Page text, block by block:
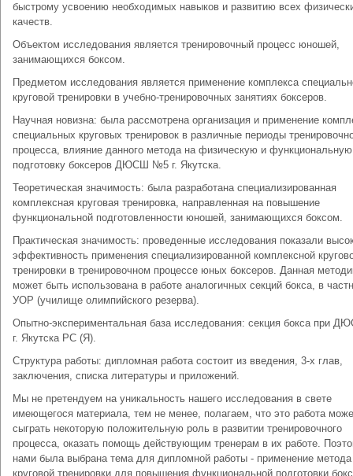
быстрому усвоению необходимых навыков и развитию всех
качеств.
Объектом исследования является тренировочный процесс юношей,
занимающихся боксом.
Предметом исследования является применение комплекса
круговой тренировки в учебно-тренировочных занятиях боксеров.
Научная новизна: была рассмотрена организация и применение
специальных круговых тренировок в различные периоды
процесса, влияние данного метода на физическую и функциональную
подготовку боксеров ДЮСШ №5 г. Якутска.
Теоретическая значимость: была разработана специализированная
комплексная круговая тренировка, направленная на повышение
функциональной подготовленности юношей, занимающихся боксом.
Практическая значимость: проведенные исследования показали
эффективность применения специализированной комплексной
тренировки в тренировочном процессе юных боксеров. Данная
может быть использована в работе аналогичных секций бокса, в
УОР (училище олимпийского резерва).
Опытно-экспериментальная база исследования: секция бокса при
г. Якутска РС (Я).
Структура работы: дипломная работа состоит из введения, 3-х глав,
заключения, списка литературы и приложений.
Мы не претендуем на уникальность нашего исследования в свете
имеющегося материала, тем не менее, полагаем, что это работа
сыграть некоторую положительную роль в развитии тренировочного
процесса, оказать помощь действующим тренерам в их работе.
нами была выбрана тема для дипломной работы - применение метода
круговой тренировки для повышения функциональной подготовки